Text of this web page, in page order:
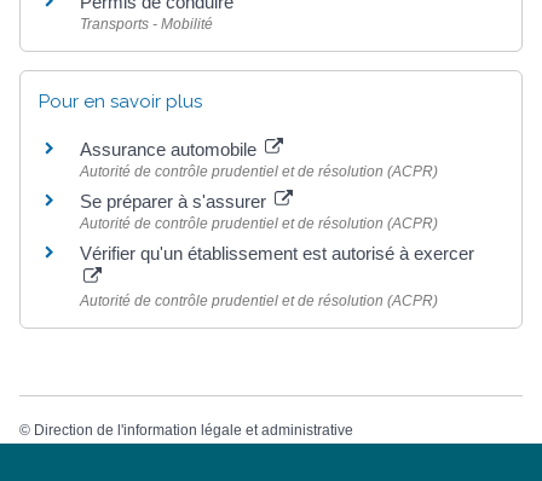
Transports - Mobilité
Pour en savoir plus
Assurance automobile
Autorité de contrôle prudentiel et de résolution (ACPR)
Se préparer à s'assurer
Autorité de contrôle prudentiel et de résolution (ACPR)
Vérifier qu'un établissement est autorisé à exercer
Autorité de contrôle prudentiel et de résolution (ACPR)
© Direction de l'information légale et administrative